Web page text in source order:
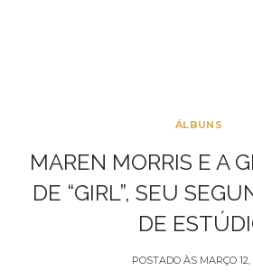
ÁLBUNS
MAREN MORRIS E A
DE “GIRL”, SEU
DE
POSTADO ÀS MARÇO 12,